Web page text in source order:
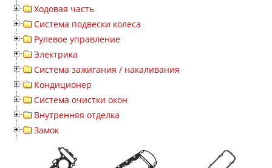
Ходовая часть
Система подвески колеса
Рулевое управление
Электрика
Система зажигания / накаливания
Кондиционер
Система очистки окон
Внутренняя отделка
Замок